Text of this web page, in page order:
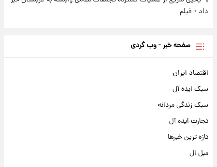
داد + فیلم
صفحه خبر - وب گردی
اقتصاد ایران
سبک ایده آل
سبک زندگی مردانه
تجارت ایده آل
تازه ترین خبرها
مبل ال